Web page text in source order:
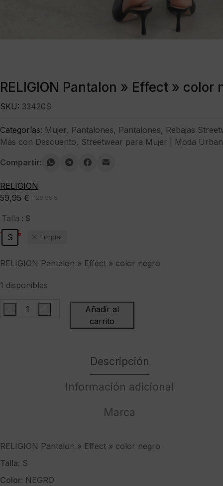
RELIGION Pantalon » Effect » color
129,95€
El
precio
original
era:
59,95 €
El
precio
actual
es:
-54%
Talla : S
S
Limpiar
RELIGION Pantalon » Effect » color negro
1 disponibles
RELIGION
- +
Añadir al
carrito
SKU: 33420S
Categorías: Mujer, Pantalones, Pantalones, Rebajas
Más con Descuento, Streetwear para Mujer | Moda
Compartir:
RELIGION
Descripción
Información adicional
Marca
RELIGION Pantalon » Effect » color negro
Talla: S
Color: NEGRO